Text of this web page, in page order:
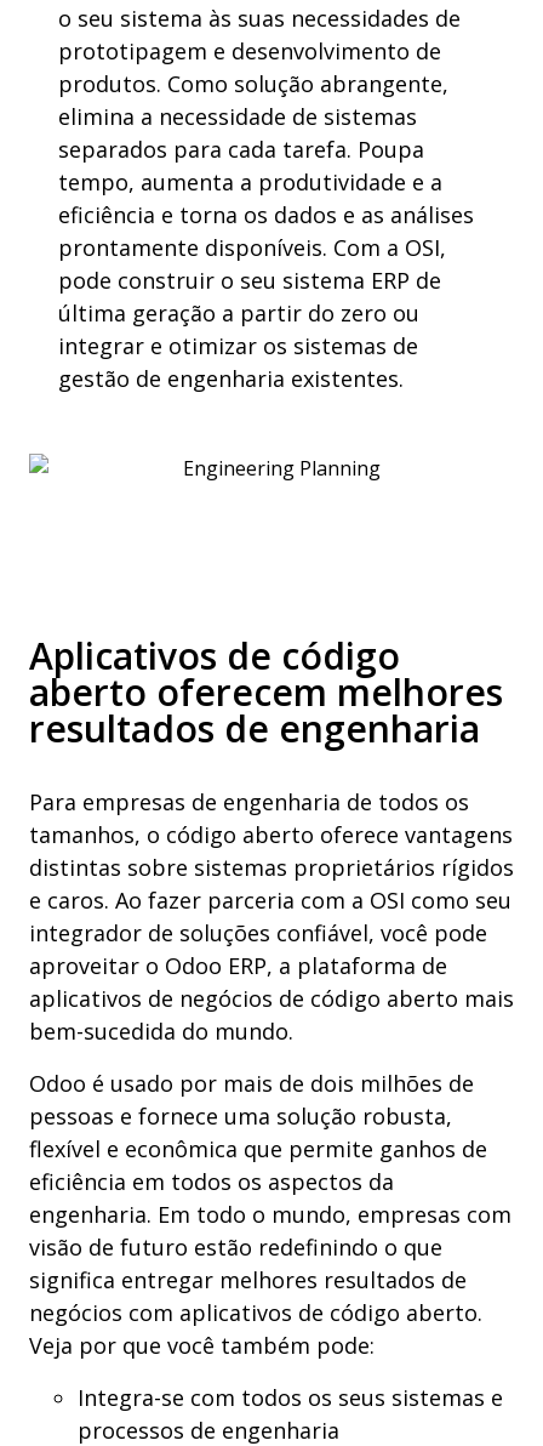
o seu sistema às suas necessidades de
prototipagem e desenvolvimento de
produtos. Como solução abrangente,
elimina a necessidade de sistemas
separados para cada tarefa. Poupa
tempo, aumenta a produtividade e a
eficiência e torna os dados e as análises
prontamente disponíveis. Com a OSI,
pode construir o seu sistema ERP de
última geração a partir do zero ou
integrar e otimizar os sistemas de
gestão de engenharia existentes.
Aplicativos de código
aberto oferecem melhores
resultados de engenharia
Para empresas de engenharia de todos os
tamanhos, o código aberto oferece vantagens
distintas sobre sistemas proprietários rígidos
e caros. Ao fazer parceria com a OSI como seu
integrador de soluções confiável, você pode
aproveitar o Odoo ERP, a plataforma de
aplicativos de negócios de código aberto mais
bem-sucedida do mundo.
Odoo é usado por mais de dois milhões de
pessoas e fornece uma solução robusta,
flexível e econômica que permite ganhos de
eficiência em todos os aspectos da
engenharia. Em todo o mundo, empresas com
visão de futuro estão redefinindo o que
significa entregar melhores resultados de
negócios com aplicativos de código aberto.
Veja por que você também pode:
Integra-se com todos os seus sistemas e
processos de engenharia